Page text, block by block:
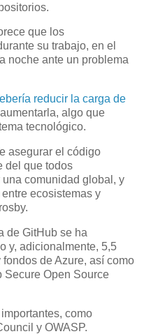
que los
su trabajo, en el
noche ante un problema
reducir la carga de
algo que
tecnológico.
asegurar el código
del que todos
comunidad global, y
ecosistemas y
de GitHub se ha
y, adicionalmente, 5,5
de Azure, así como
Secure Open Source
como
y OWASP.